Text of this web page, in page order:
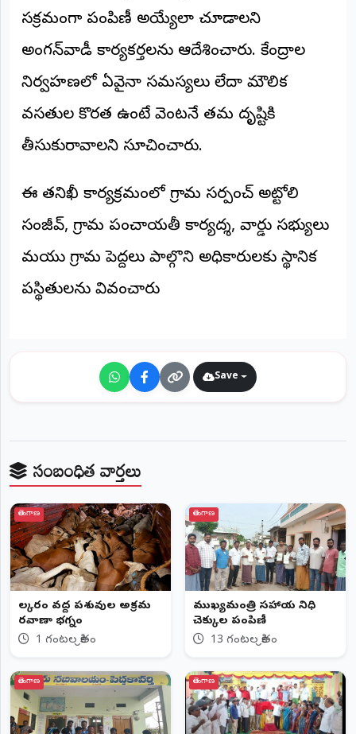
సక్రమంగా పంపిణీ అయ్యేలా చూడాలని
అంగన్‌వాడీ కార్యకర్తలను ఆదేశించారు. కేంద్రాల
నిర్వహణలో ఏవైనా సమస్యలు లేదా మౌలిక
వసతుల కొరత ఉంటే వెంటనే తమ దృష్టికి
తీసుకురావాలని సూచించారు.
ఈ తనిఖీ కార్యక్రమంలో గ్రామ సర్పంచ్ అట్టోలి
సంజీవ్, గ్రామ పంచాయతీ కార్యదర్శి, వార్డు సభ్యులు
మరియు గ్రామ పెద్దలు పాల్గొని అధికారులకు స్థానిక
పరిస్థితులను వివరించారు
Save
సంబంధిత వార్తలు
తెలంగాణ
లక్కారం వద్ద పశువుల అక్రమ
రవాణా భగ్నం
1 గంటల క్రితం
తెలంగాణ
ముఖ్యమంత్రి సహాయ నిధి
చెక్కుల పంపిణీ
13 గంటల క్రితం
తెలంగాణ తెలంగాణ